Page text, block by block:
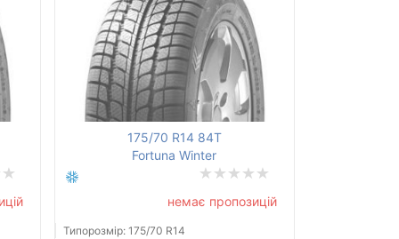
175/70 R14 84T
Fortuna Winter
немає пропозицій
Типорозмір: 175/70 R14